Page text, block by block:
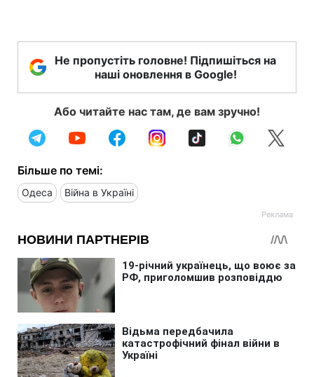
Не пропустіть головне! Підпишіться на
наші оновлення в Google!
Або читайте нас там, де вам зручно!
Більше по темі:
Одеса Війна в Україні